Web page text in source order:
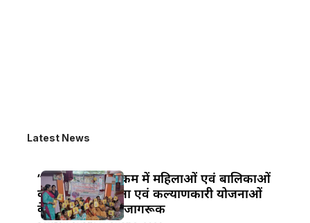
Latest News
“सखी वार्ता” कार्यक्रम में महिलाओं एवं बालिकाओं
को अधिकार, सुरक्षा एवं कल्याणकारी योजनाओं
के प्रति किया गया जागरूक